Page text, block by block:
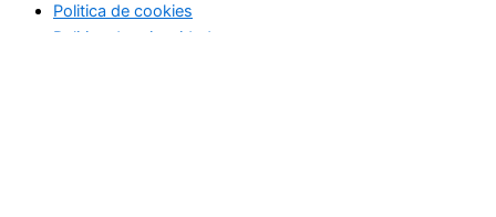
Politica de cookies
Politica de privacidad